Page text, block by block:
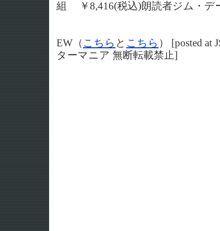
組 ￥8,416(税込)朗読者ジム・デ
EW（ こちら と こちら ） [posted at
ターマニア 無断転載禁止]